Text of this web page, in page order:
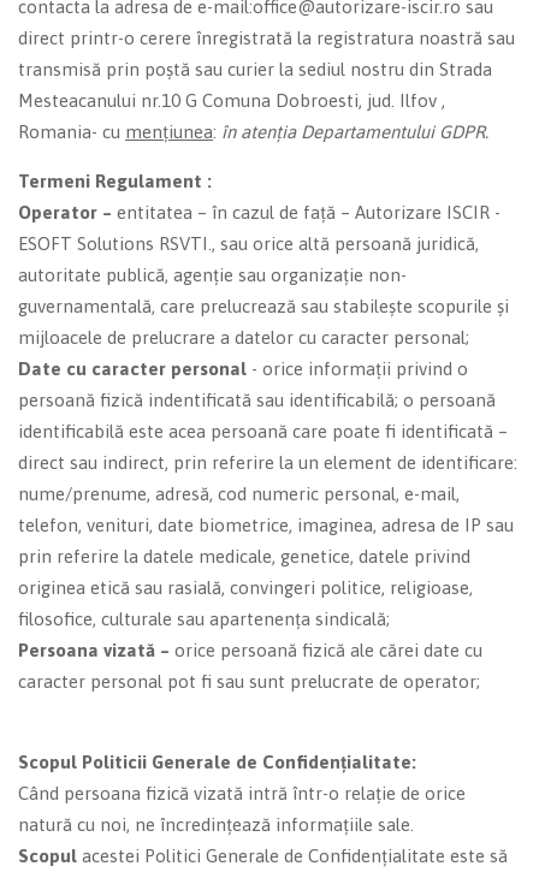
contacta la adresa de e-mail:office@autorizare-iscir.ro sau
direct printr-o cerere înregistrată la registratura noastră sau
transmisă prin poștă sau curier la sediul nostru din Strada
Mesteacanului nr.10 G Comuna Dobroesti, jud. Ilfov ,
Romania- cu mențiunea: în atenția Departamentului GDPR.
Termeni Regulament :
Operator – entitatea – în cazul de față – Autorizare ISCIR -
ESOFT Solutions RSVTI., sau orice altă persoană juridică,
autoritate publică, agenție sau organizație non-
guvernamentală, care prelucrează sau stabilește scopurile și
mijloacele de prelucrare a datelor cu caracter personal;
Date cu caracter personal - orice informații privind o
persoană fizică indentificată sau identificabilă; o persoană
identificabilă este acea persoană care poate fi identificată –
direct sau indirect, prin referire la un element de identificare:
nume/prenume, adresă, cod numeric personal, e-mail,
telefon, venituri, date biometrice, imaginea, adresa de IP sau
prin referire la datele medicale, genetice, datele privind
originea etică sau rasială, convingeri politice, religioase,
filosofice, culturale sau apartenența sindicală;
Persoana vizată – orice persoană fizică ale cărei date cu
caracter personal pot fi sau sunt prelucrate de operator;
Scopul Politicii Generale de Confidențialitate:
Când persoana fizică vizată intră într-o relație de orice
natură cu noi, ne încredințează informațiile sale.
Scopul acestei Politici Generale de Confidențialitate este să